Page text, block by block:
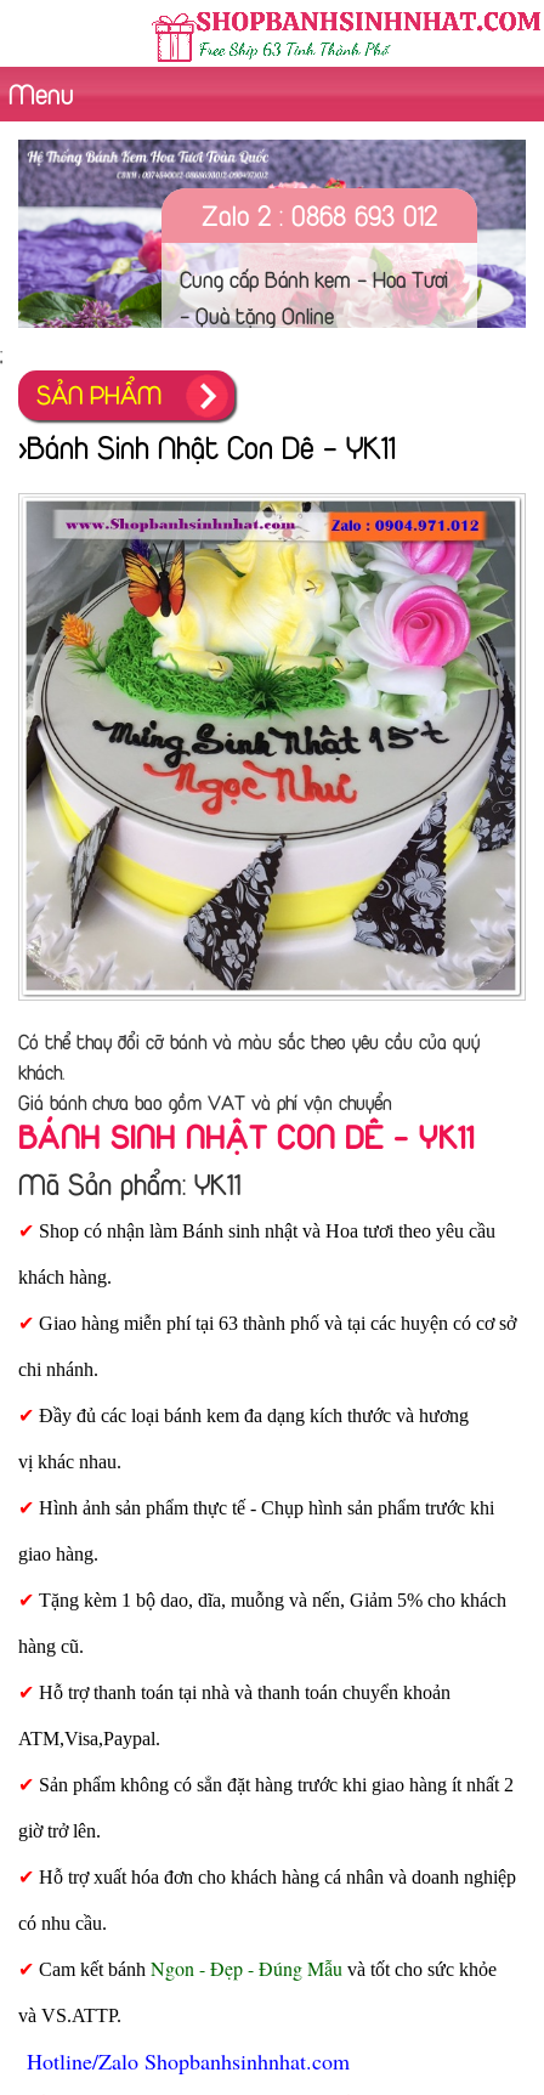
Menu
Zalo 2 : 0868 693 012
Cung cấp Bánh kem - Hoa Tươi
- Quà tặng Online
;
SẢN PHẨM
>Bánh Sinh Nhật Con Dê - YK11
Có thể thay đổi cỡ bánh và màu sắc theo yêu cầu của quý
khách.
Giá bánh chưa bao gồm VAT và phí vận chuyển
BÁNH SINH NHẬT CON DÊ - YK11
Mã Sản phẩm: YK11
✔ Shop có nhận làm Bánh sinh nhật và Hoa tươi theo yêu cầu
khách hàng.
✔ Giao hàng miễn phí tại 63 thành phố và tại các huyện có cơ sở
chi nhánh.
✔ Đầy đủ các loại bánh kem đa dạng kích thước và hương
vị khác nhau.
✔ Hình ảnh sản phẩm thực tế - Chụp hình sản phẩm trước khi
giao hàng.
✔ Tặng kèm 1 bộ dao, dĩa, muỗng và nến, Giảm 5% cho khách
hàng cũ.
✔ Hỗ trợ thanh toán tại nhà và thanh toán chuyển khoản
ATM,Visa,Paypal.
✔ Sản phẩm không có sẳn đặt hàng trước khi giao hàng ít nhất 2
giờ trở lên.
✔ Hỗ trợ xuất hóa đơn cho khách hàng cá nhân và doanh nghiệp
có nhu cầu.
✔ Cam kết bánh Ngon - Đẹp - Đúng Mẫu và tốt cho sức khỏe
và VS.ATTP.
Hotline/Zalo Shopbanhsinhnhat.com